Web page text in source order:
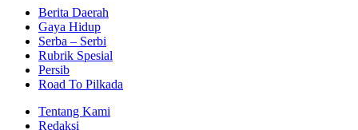
Berita Daerah
Gaya Hidup
Serba – Serbi
Rubrik Spesial
Persib
Road To Pilkada
Tentang Kami
Redaksi